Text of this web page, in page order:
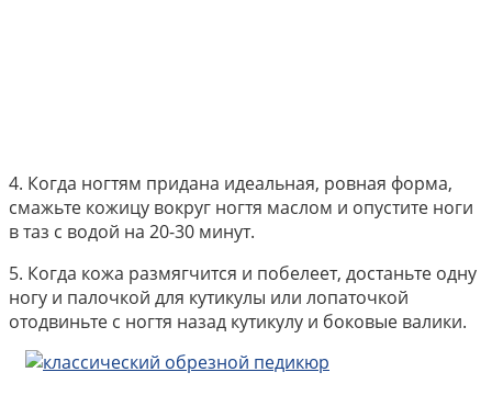
4. Когда ногтям придана идеальная, ровная форма,
смажьте кожицу вокруг ногтя маслом и опустите ноги
в таз с водой на 20-30 минут.
5. Когда кожа размягчится и побелеет, достаньте одну
ногу и палочкой для кутикулы или лопаточкой
отодвиньте с ногтя назад кутикулу и боковые валики.